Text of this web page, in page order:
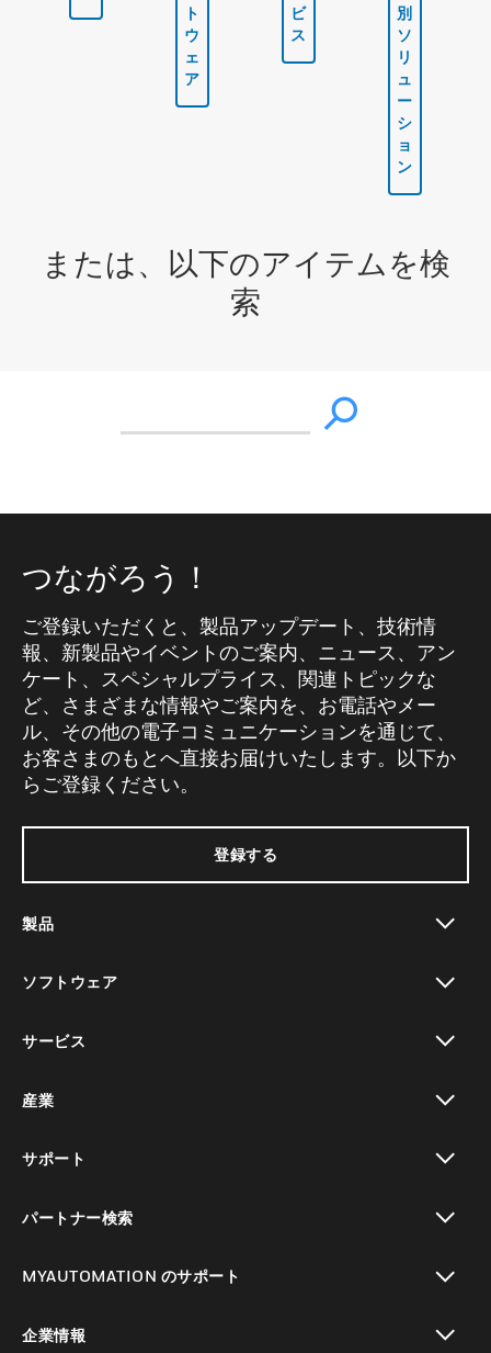
ト
ウ
ェ
ア
ビ
ス
別
ソ
リ
ュ
ー
シ
ョ
ン
または、以下のアイテムを検
索
つながろう！
ご登録いただくと、製品アップデート、技術情
報、新製品やイベントのご案内、ニュース、アン
ケート、スペシャルプライス、関連トピックな
ど、さまざまな情報やご案内を、お電話やメー
ル、その他の電子コミュニケーションを通じて、
お客さまのもとへ直接お届けいたします。以下か
らご登録ください。
登録する
製品
ソフトウェア
サービス
産業
サポート
パートナー検索
MYAUTOMATION のサポート
企業情報